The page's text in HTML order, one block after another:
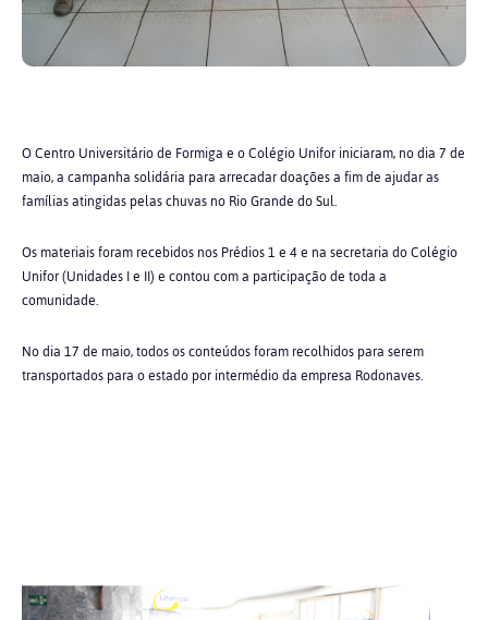
O Centro Universitário de Formiga e o Colégio Unifor iniciaram, no dia 7 de
maio, a campanha solidária para arrecadar doações a fim de ajudar as
famílias atingidas pelas chuvas no Rio Grande do Sul.
Os materiais foram recebidos nos Prédios 1 e 4 e na secretaria do Colégio
Unifor (Unidades I e II) e contou com a participação de toda a
comunidade.
No dia 17 de maio, todos os conteúdos foram recolhidos para serem
transportados para o estado por intermédio da empresa Rodonaves.